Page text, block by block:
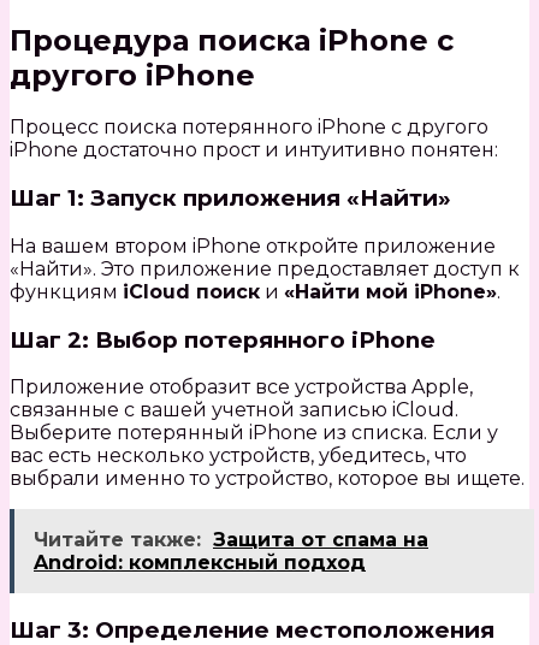
Процедура поиска iPhone с
другого iPhone
Процесс поиска потерянного iPhone с другого
iPhone достаточно прост и интуитивно понятен:
Шаг 1: Запуск приложения «Найти»
На вашем втором iPhone откройте приложение
«Найти». Это приложение предоставляет доступ к
функциям iCloud поиск и «Найти мой iPhone».
Шаг 2: Выбор потерянного iPhone
Приложение отобразит все устройства Apple,
связанные с вашей учетной записью iCloud.
Выберите потерянный iPhone из списка. Если у
вас есть несколько устройств, убедитесь, что
выбрали именно то устройство, которое вы ищете.
Читайте также: Защита от спама на
Android: комплексный подход
Шаг 3: Определение местоположения